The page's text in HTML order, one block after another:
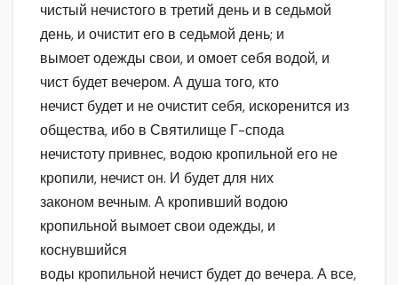
чистый нечистого в третий день и в седьмой
день, и очистит его в седьмой день; и
вымоет одежды свои, и омоет себя водой, и
чист будет вечером. А душа того, кто
нечист будет и не очистит себя, искоренится из
общества, ибо в Святилище Г-спода
нечистоту привнес, водою кропильной его не
кропили, нечист он. И будет для них
законом вечным. А кропивший водою
кропильной вымоет свои одежды, и
коснувшийся
воды кропильной нечист будет до вечера. А все,